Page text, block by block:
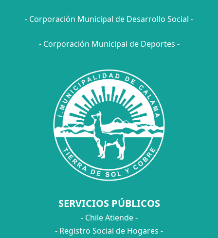
- Corporación Municipal de Desarrollo Social -
- Corporación Municipal de Deportes -
SERVICIOS PÚBLICOS
- Chile Atiende -
- Registro Social de Hogares -